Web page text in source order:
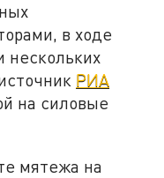
в ходе
нескольких
РИА
на силовые
мятежа на